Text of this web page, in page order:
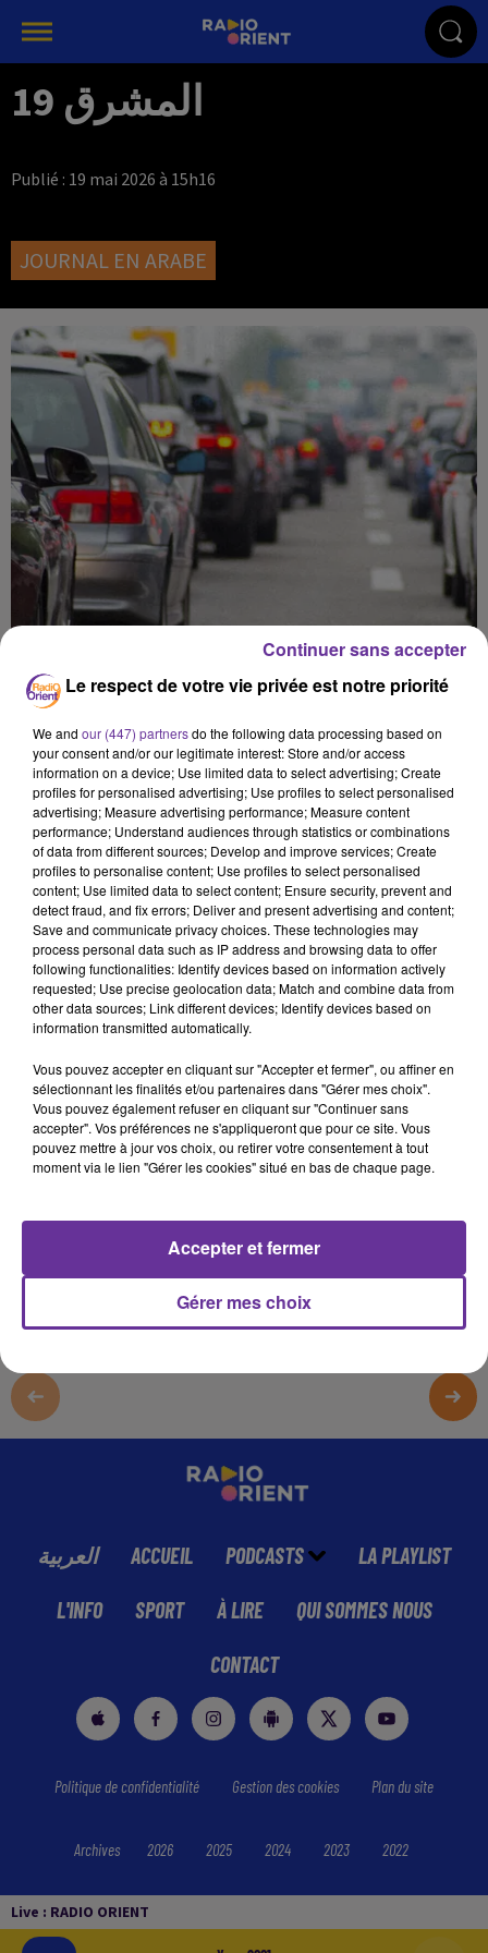
Live : RADIO ORIENT
المشرق 19
Publié : 19 mai 2026 à 15h16
JOURNAL EN ARABE
المشرق 19
19 mai 2026 - 4 min 19 sec
المشرق 19
المشرق 19
المشرق 19
المشرق 19
0:00 4 min 19 sec
Afficher la transcription écrite
العربية ACCUEIL PODCASTS LA PLAYLIST
L'INFO SPORT À LIRE QUI SOMMES NOUS
CONTACT
Politique de confidentialité Gestion des cookies Plan du site
Archives 2026 2025 2024 2023 2022
Le respect de votre vie privée est notre priorité
We and our (447) partnersdo the following data processing based on
your consent and/or our legitimate interest: Store and/or access
information on a device; Use limited data to select advertising; Create
profiles for personalised advertising; Use profiles to select personalised
advertising; Measure advertising performance; Measure content
performance; Understand audiences through statistics or combinations
of data from different sources; Develop and improve services; Create
profiles to personalise content; Use profiles to select personalised
content; Use limited data to select content; Ensure security, prevent and
detect fraud, and fix errors; Deliver and present advertising and content;
Save and communicate privacy choices. These technologies may
process personal data such as IP address and browsing data to offer
following functionalities: Identify devices based on information actively
requested; Use precise geolocation data; Match and combine data from
other data sources; Link different devices; Identify devices based on
information transmitted automatically.
Vous pouvez accepter en cliquant sur "Accepter et fermer", ou affiner en
sélectionnant les finalités et/ou partenaires dans "Gérer mes choix".
Vous pouvez également refuser en cliquant sur "Continuer sans
accepter". Vos préférences ne s'appliqueront que pour ce site. Vous
pouvez mettre à jour vos choix, ou retirer votre consentement à tout
moment via le lien "Gérer les cookies" situé en bas de chaque page.
Gérer mes choix
Accepter et fermer
Continuer sans accepter